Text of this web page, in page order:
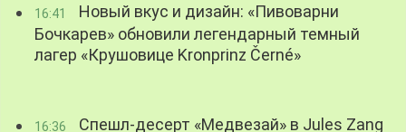
16:41
Новый вкус и дизайн: «Пивоварни
Бочкарев» обновили легендарный темный
лагер «Крушовице Kronprinz Černé»
16:36 Спешл-десерт «Медвезай» в Jules Zang